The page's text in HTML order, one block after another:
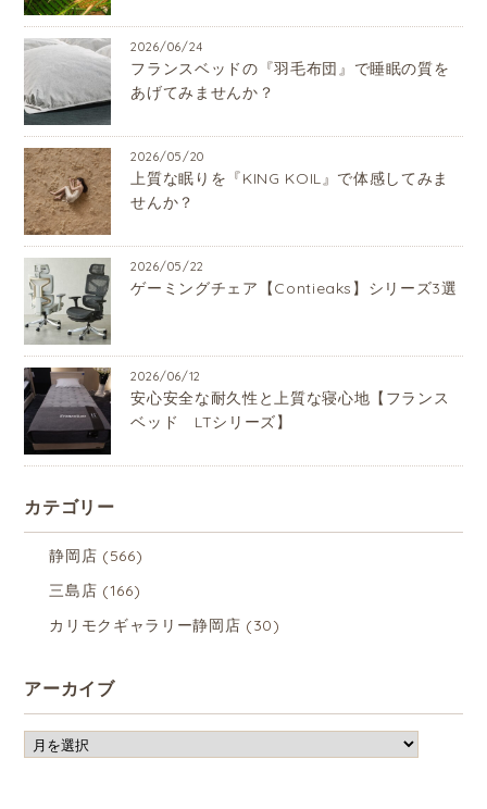
2026/06/24
フランスベッドの『羽毛布団』で睡眠の質を
あげてみませんか？
2026/05/20
上質な眠りを『KING KOIL』で体感してみま
せんか？
2026/05/22
ゲーミングチェア【Contieaks】シリーズ3選
2026/06/12
安心安全な耐久性と上質な寝心地【フランス
ベッド LTシリーズ】
カテゴリー
静岡店 (566)
三島店 (166)
カリモクギャラリー静岡店 (30)
アーカイブ